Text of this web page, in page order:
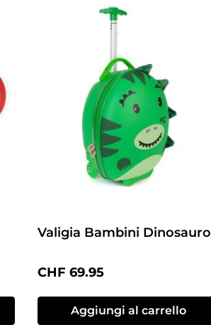
Valigia Bambini Dinosauro
Prezzo normale:
CHF 69.95
Aggiungi al carrello